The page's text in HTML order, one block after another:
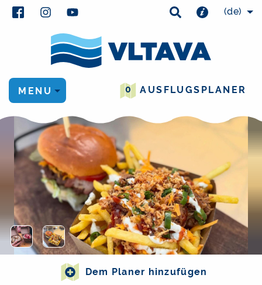
(de)
0 AUSFLUGSPLANER
MENU
Dem Planer hinzufügen